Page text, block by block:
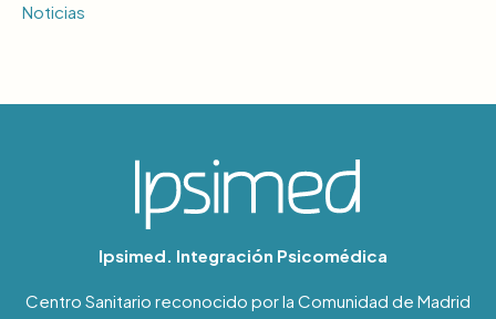
Noticias
Ipsimed. Integración Psicomédica
Centro Sanitario reconocido por la Comunidad de Madrid